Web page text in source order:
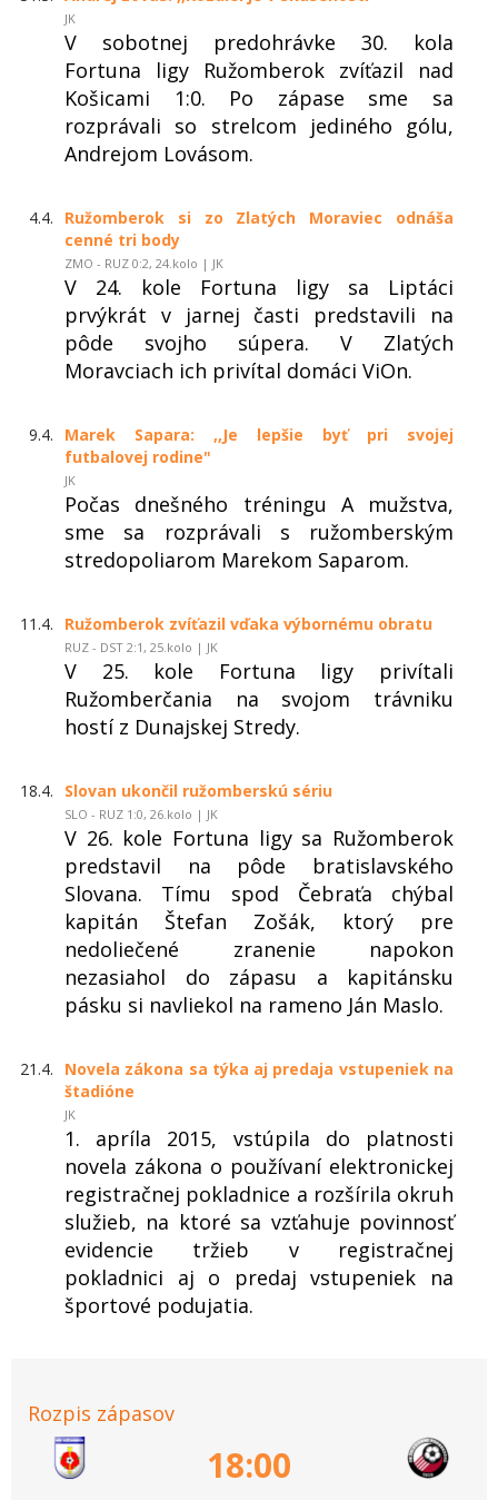
JK
V sobotnej predohrávke 30. kola
Fortuna ligy Ružomberok zvíťazil nad
Košicami 1:0. Po zápase sme sa
rozprávali so strelcom jediného gólu,
Andrejom Lovásom.
4.4.
Ružomberok si zo Zlatých Moraviec odnáša
cenné tri body
ZMO - RUZ 0:2, 24.kolo | JK
V 24. kole Fortuna ligy sa Liptáci
prvýkrát v jarnej časti predstavili na
pôde svojho súpera. V Zlatých
Moravciach ich privítal domáci ViOn.
9.4.
Marek Sapara: ,,Je lepšie byť pri svojej
futbalovej rodine"
JK
Počas dnešného tréningu A mužstva,
sme sa rozprávali s ružomberským
stredopoliarom Marekom Saparom.
11.4. Ružomberok zvíťazil vďaka výbornému obratu
RUZ - DST 2:1, 25.kolo | JK
V 25. kole Fortuna ligy privítali
Ružomberčania na svojom trávniku
hostí z Dunajskej Stredy.
18.4. Slovan ukončil ružomberskú sériu
SLO - RUZ 1:0, 26.kolo | JK
V 26. kole Fortuna ligy sa Ružomberok
predstavil na pôde bratislavského
Slovana. Tímu spod Čebraťa chýbal
kapitán Štefan Zošák, ktorý pre
nedoliečené zranenie napokon
nezasiahol do zápasu a kapitánsku
pásku si navliekol na rameno Ján Maslo.
21.4.
Novela zákona sa týka aj predaja vstupeniek na
štadióne
JK
1. apríla 2015, vstúpila do platnosti
novela zákona o používaní elektronickej
registračnej pokladnice a rozšírila okruh
služieb, na ktoré sa vzťahuje povinnosť
evidencie tržieb v registračnej
pokladnici aj o predaj vstupeniek na
športové podujatia.
Rozpis zápasov
18:00